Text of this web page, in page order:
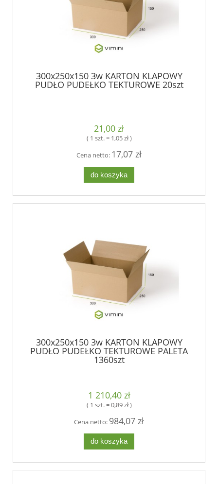
300x250x150 3w KARTON KLAPOWY
PUDŁO PUDEŁKO TEKTUROWE 20szt
21,00 zł
( 1 szt. = 1,05 zł )
Cena netto: 17,07 zł
do koszyka
300x250x150 3w KARTON KLAPOWY
PUDŁO PUDEŁKO TEKTUROWE PALETA
1360szt
1 210,40 zł
( 1 szt. = 0,89 zł )
Cena netto: 984,07 zł
do koszyka